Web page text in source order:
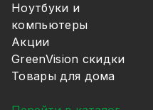
Ноутбуки и
компьютеры
Акции
GreenVision скидки
Товары для дома